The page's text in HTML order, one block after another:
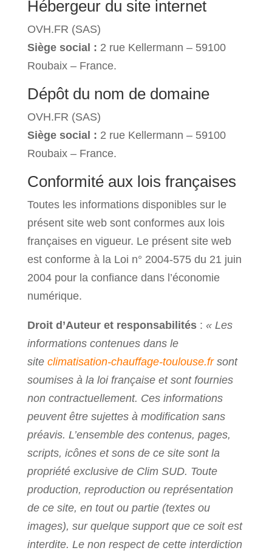
Hébergeur du site internet
OVH.FR (SAS)
Siège social : 2 rue Kellermann – 59100
Roubaix – France.
Dépôt du nom de domaine
OVH.FR (SAS)
Siège social : 2 rue Kellermann – 59100
Roubaix – France.
Conformité aux lois françaises
Toutes les informations disponibles sur le
présent site web sont conformes aux lois
françaises en vigueur. Le présent site web
est conforme à la Loi n° 2004-575 du 21 juin
2004 pour la confiance dans l’économie
numérique.
Droit d’Auteur et responsabilités: « Les
informations contenues dans le
site climatisation-chauffage-toulouse.frsont
soumises à la loi française et sont fournies
non contractuellement. Ces informations
peuvent être sujettes à modification sans
préavis. L’ensemble des contenus, pages,
scripts, icônes et sons de ce site sont la
propriété exclusive de Clim SUD. Toute
production, reproduction ou représentation
de ce site, en tout ou partie (textes ou
images), sur quelque support que ce soit est
interdite. Le non respect de cette interdiction